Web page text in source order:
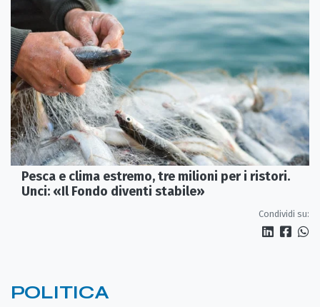
Pesca e clima estremo, tre milioni per i ristori.
Unci: «Il Fondo diventi stabile»
Condividi su:
POLITICA